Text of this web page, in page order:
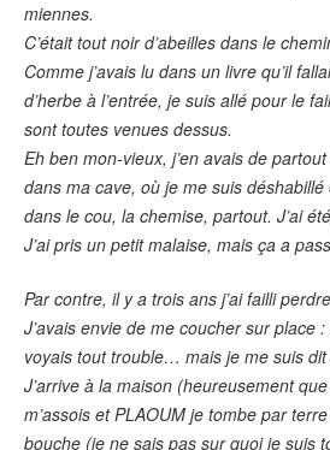
miennes.
C’était tout noir d’abeilles dans le
Comme j’avais lu dans un livre qu’il
d’herbe à l’entrée, je suis allé pour le
sont toutes venues dessus.
Eh ben mon-vieux, j’en avais de
dans ma cave, où je me suis déshabillé
dans le cou, la chemise, partout. J’ai
J’ai pris un petit malaise, mais ça a
Par contre, il y a trois ans j’ai failli
J’avais envie de me coucher sur place
voyais tout trouble… mais je me suis
J’arrive à la maison (heureusement
m’assois et PLAOUM je tombe par
bouche (je ne sais pas sur quoi je suis